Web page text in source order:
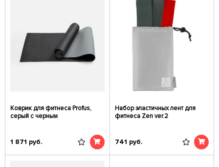
Коврик для фитнеса Profus,
серый с черным
1 871 руб.
Набор эластичных лент для
фитнеса Zen ver.2
741 руб.